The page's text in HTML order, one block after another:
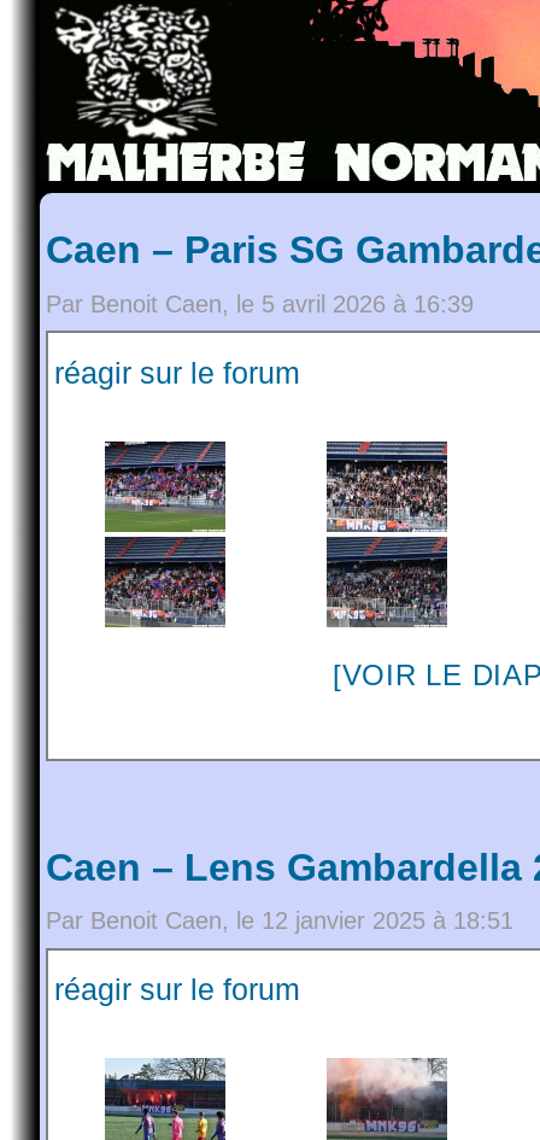
Caen – Paris SG
Par Benoit Caen, le 5 avril 2026 à 16:39
réagir sur le forum
[VOIR LE
Caen – Lens Gambardella
Par Benoit Caen, le 12 janvier 2025 à 18:51
réagir sur le forum